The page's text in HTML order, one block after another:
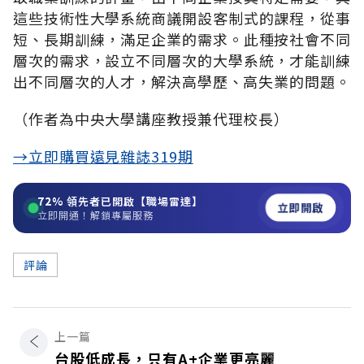
這些技術性大學系統商議開設客制式的課程，從事
短、長期訓練，滿足企業的需求。此種按社會不同
層次的需求，設立不同層次的大學系統，才能訓練
出不同層次的人才，解決高學歷、高失業的問題。
（作者為中央大學講座教授兼代理校長）
→立即購買遠見雜誌319期
72% 領先者已開啟【職場雷達】
立即開通！解鎖專屬服務 立即開啟
評論
上一篇
台股低成長，只有A+企業更亮麗